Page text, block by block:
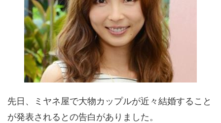
先日、ミヤネ屋で大物カップルが近々結婚すること
が発表されるとの告白がありました。